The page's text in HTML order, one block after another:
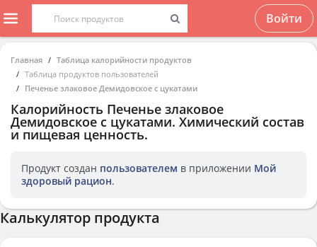
Войти
Главная
Таблица калорийности продуктов
Таблица продуктов пользователей
Печенье злаковое Демидовское с цукатами
Калорийность Печенье злаковое
Демидовское с цукатами. Химический состав
и пищевая ценность.
Продукт создан пользователем в приложении Мой
здоровый рацион.
Калькулятор продукта